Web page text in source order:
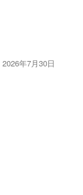
2026年7月30日